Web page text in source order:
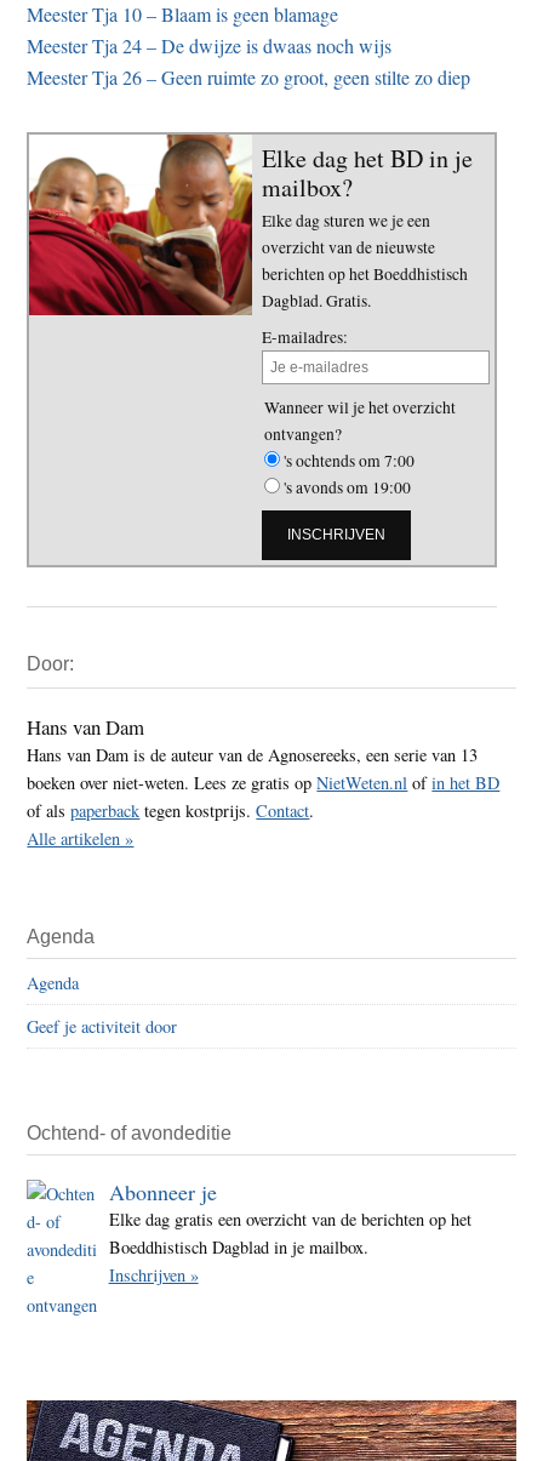
Meester Tja 10 – Blaam is geen blamage
Meester Tja 24 – De dwijze is dwaas noch wijs
Meester Tja 26 – Geen ruimte zo groot, geen stilte zo diep
Elke dag het BD in je
mailbox?
Elke dag sturen we je een
overzicht van de nieuwste
berichten op het Boeddhistisch
Dagblad. Gratis.
E-mailadres:
Wanneer wil je het overzicht
ontvangen?
's ochtends om 7:00
's avonds om 19:00
Sidebar
Door:
Hans van Dam
Hans van Dam is de auteur van de Agnosereeks, een serie van 13
boeken over niet-weten. Lees ze gratis opNietWeten.nl ofin het BD
of alspaperback tegen kostprijs.Contact.
Alle artikelen »
Agenda
Agenda
Geef je activiteit door
Ochtend- of avondeditie
Abonneer je
Elke dag gratis een overzicht van de berichten op het
Boeddhistisch Dagblad in je mailbox.
Inschrijven »